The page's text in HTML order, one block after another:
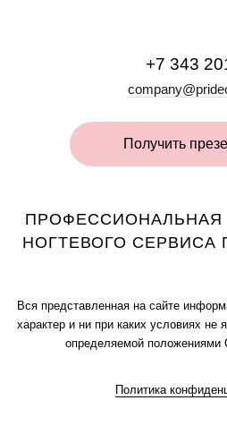
+7 343
Получить
ПРОФЕССИОНАЛЬНАЯ
НОГТЕВОГО СЕРВИСА
Вся представленная на сайте
характер и ни при каких условиях не
определяемой положениями
Политика